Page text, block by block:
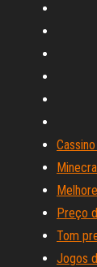
Preço
Tom
Jogos